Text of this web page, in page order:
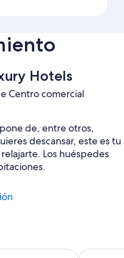
Hotels
Centro comercial
de, entre otros,
descansar, este es tu
Los huéspedes